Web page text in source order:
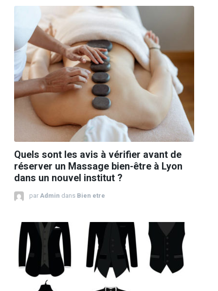
Quels sont les avis à vérifier avant de
réserver un Massage bien-être à Lyon
dans un nouvel institut ?
par Admin dans Bien etre